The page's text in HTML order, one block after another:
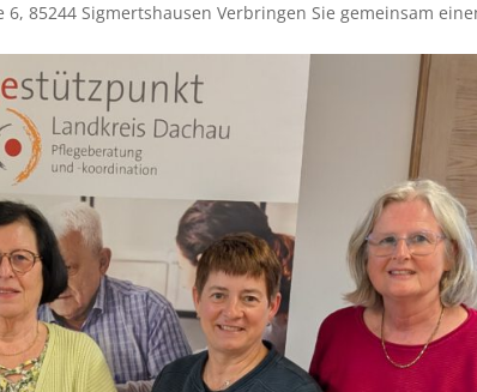
Sigmertshausen Verbringen Sie gemeinsam